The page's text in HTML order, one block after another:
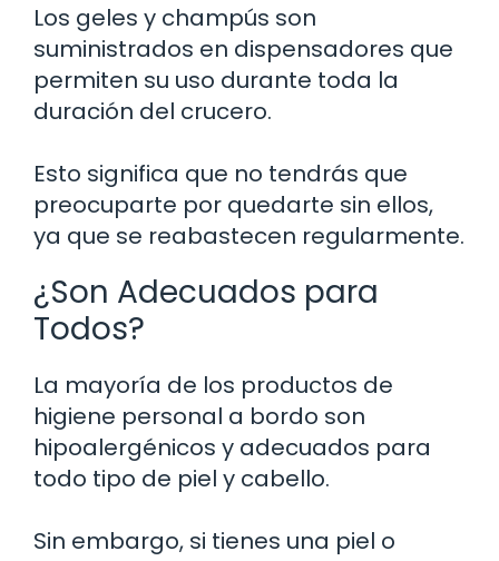
Los geles y champús son
suministrados en dispensadores que
permiten su uso durante toda la
duración del crucero.
Esto significa que no tendrás que
preocuparte por quedarte sin ellos,
ya que se reabastecen regularmente.
¿Son Adecuados para
Todos?
La mayoría de los productos de
higiene personal a bordo son
hipoalergénicos y adecuados para
todo tipo de piel y cabello.
Sin embargo, si tienes una piel o